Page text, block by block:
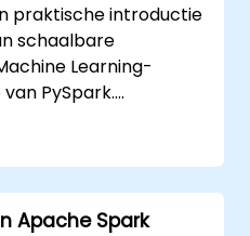
praktische introductie
schaalbare
Learning-
PySpark.
big data-
grote datasets
de hand van
berekeningen.
Apache Spark